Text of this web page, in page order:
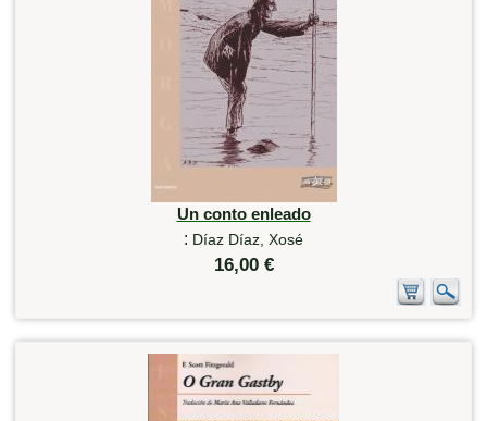
Un conto enleado
: Díaz Díaz, Xosé
16,00 €